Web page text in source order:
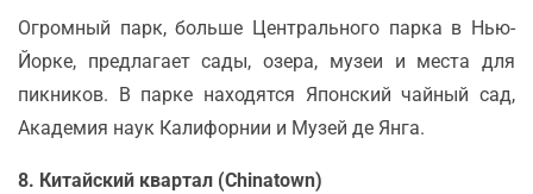
Огромный парк, больше Центрального парка в Нью-
Йорке, предлагает сады, озера, музеи и места для
пикников. В парке находятся Японский чайный сад,
Академия наук Калифорнии и Музей де Янга.
8. Китайский квартал (Chinatown)